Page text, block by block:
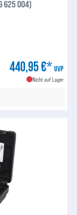
625 004)
440,95 €* UVP
Nicht auf Lager